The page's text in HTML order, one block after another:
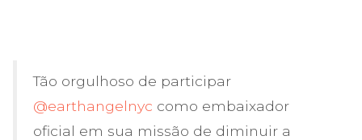
Tão orgulhoso de participar
@earthangelnyc como embaixador
oficial em sua missão de diminuir a